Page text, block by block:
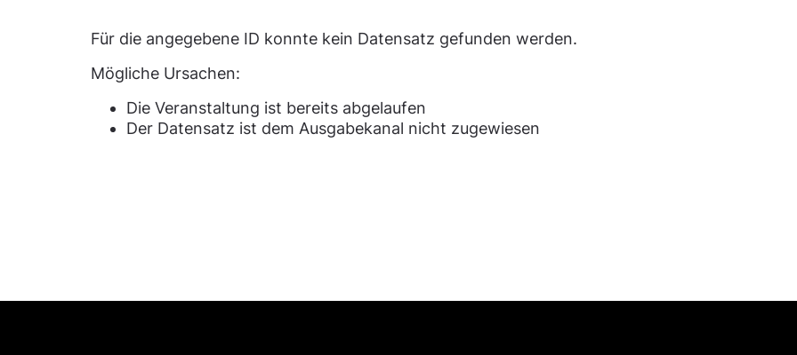
Für die angegebene ID konnte kein Datensatz gefunden werden.
Mögliche Ursachen:
Die Veranstaltung ist bereits abgelaufen
Der Datensatz ist dem Ausgabekanal nicht zugewiesen